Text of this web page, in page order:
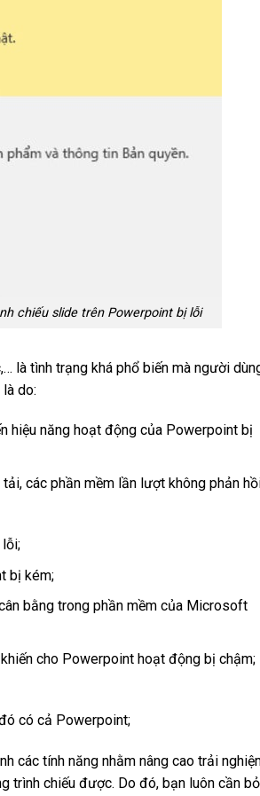
chiếu slide trên Powerpoint bị lỗi
là tình trạng khá phổ biến mà người
do:
hiệu năng hoạt động của Powerpoint bị
các phần mềm lần lượt không phản
bị kém;
bằng trong phần mềm của Microsoft
cho Powerpoint hoạt động bị chậm;
có cả Powerpoint;
các tính năng nhằm nâng cao trải
trình chiếu được. Do đó, bạn luôn cần